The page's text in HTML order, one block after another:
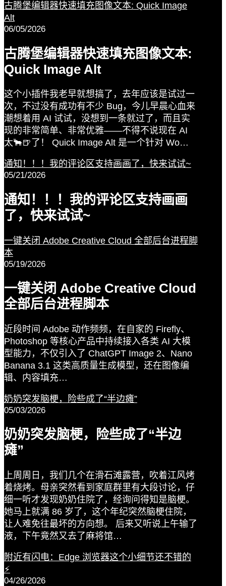
古腾堡编辑器快速填充图像文本: Quick Image
Alt
06/05/2026
古腾堡编辑器快速填充图像文本:
Quick Image Alt
这个小插件我老早就想搞了，去年应该是试过一
次，不过没有成功有不少 Bug，今儿早晨心血来
潮想着用 AI 试试，没想到一条就过了，而且实
现的非常简单、非常优雅——不得不说现在 AI
太🐂🍺了！ Quick Image Alt 是一个针对 Wo…
通知！！！我的评论区支持画画了，快来试试~
05/21/2026
通知！！！我的评论区支持画画
了，快来试试~
一键关闭 Adobe Creative Cloud 全部后台进程脚
本
05/19/2026
一键关闭 Adobe Creative Cloud
全部后台进程脚本
近段时间 Adobe 动作频频，在自家的 Firefly、
Photoshop 等核心产品中持续接入各类 AI 大模
型能力，不仅引入了 ChatGPT Image 2、Nano
Banana 3.1 这类高质量生成模型，还在图像编
辑、内容填充…
奶奶突发脑梗，险些成了“半边瘫”
05/03/2026
奶奶突发脑梗，险些成了“半边
瘫”
上周周日，我们几个在滑石滩露营，吹着江风烤
着烧烤。母亲突然看到家庭群里有大段讨论，仔
细一听才发现奶奶住院了，经询问得知是脑梗。
她马上就满 86 岁了，这个年纪突然脑梗住院，
让人难免往最坏的方向想。 后来又听说上午输了
液，下午竟然又去了麻将馆…
附近有闪电：Edge 浏览器这个小细节还不错的
⚡️
04/26/2026